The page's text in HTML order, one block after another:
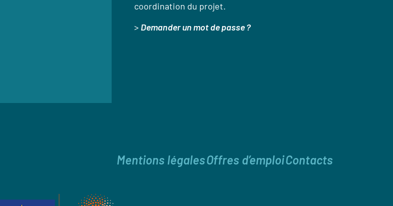
coordination du projet.
> Demander un mot de passe ?
Mentions légalesOffres d’emploiContacts